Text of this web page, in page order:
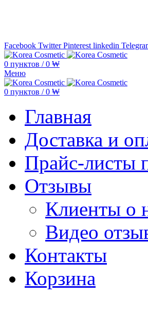
Facebook Twitter Pinterest linkedin
0 пунктов / 0 ₩
Меню
0 пунктов / 0 ₩
Главная
Доставка и
Прайс-листы
Отзывы
Клиенты о
Видео
Контакты
Корзина